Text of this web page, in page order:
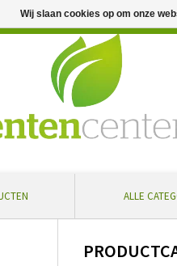
ALLE
Wij slaan cookies op om onze
... Ontvang 5 % extra